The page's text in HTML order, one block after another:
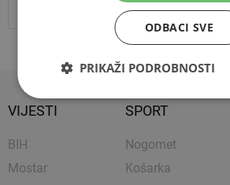
PRIKAŽI JOŠ
VIJESTI
BIH
Mostar
SPORT
Nogomet
Košarka
ODBACI SVE
PRIKAŽI PODROBNOSTI